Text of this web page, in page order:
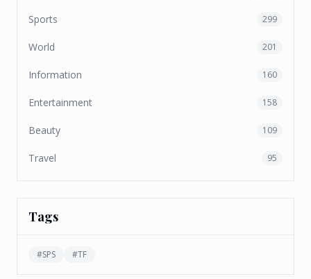
Sports 299
World 201
Information 160
Entertainment 158
Beauty 109
Travel 95
Tags
#SPS #TF